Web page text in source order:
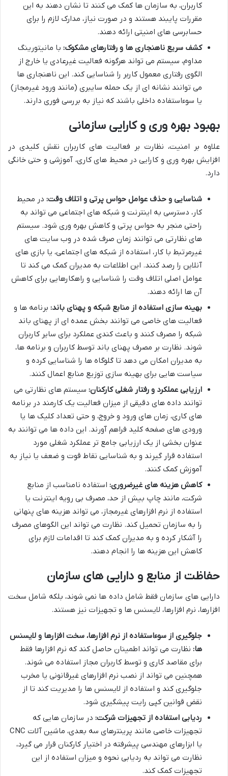
کاربران، به سازمان ها کمک می کنند تا نشان دهند به این
مقررات پایبند هستند و در صورت نیاز، مدارک لازم را برای
حسابرسی های امنیتی ارائه دهند.
کشف سریع ناهنجاری ها و رفتارهای مشکوک: با مانیتورینگ
مداوم، سیستم می تواند هرگونه فعالیت غیرعادی یا خارج از
الگوی رفتاری معمول کاربر را شناسایی کند. این ناهنجاری ها
می توانند نشانه ای از یک حمله سایبری (مانند ورود غیرمجاز)
یا سوءاستفاده داخلی باشند که نیاز به بررسی فوری دارند.
بهبود بهره وری و کارایی سازمانی
علاوه بر امنیت، نظارت بر فعالیت های کاربران نقش کلیدی در
افزایش بهره وری و کارایی در محیط های کاری، آموزشی و حتی خانگی
دارد.
شناسایی و حذف عوامل حواس پرتی و اتلاف وقت: در محیط
کار، دسترسی به اینترنت و شبکه های اجتماعی می تواند به
راحتی منجر به حواس پرتی و کاهش بهره وری شود. سیستم
های نظارتی می توانند زمان صرف شده در وب سایت های
غیرمرتبط با کار، استفاده از شبکه های اجتماعی، یا بازی های
آنلاین را رصد کنند. این اطلاعات به مدیران کمک می کند تا
عوامل اصلی اتلاف وقت را شناسایی و راهکارهایی برای کاهش
آن ها ارائه دهند.
بهینه سازی استفاده از منابع شبکه و پهنای باند: برنامه ها و
فعالیت های خاصی می توانند بخش عمده ای از پهنای باند
شبکه را مصرف کنند و باعث کندی عملکرد برای سایر کاربران
شوند. نظارت بر مصرف پهنای باند توسط کاربران و برنامه ها،
به مدیران امکان می دهد تا گلوگاه ها را شناسایی کرده و
سیاست هایی برای بهینه سازی توزیع منابع اعمال کنند.
ارزیابی عملکرد و رفتار شغلی کارکنان: سیستم های نظارتی می
توانند داده های دقیقی از میزان فعالیت یک کارمند در برنامه
های کاری، زمان های ورود و خروج، و حتی تعداد کلیک ها یا
ورودی های صفحه کلید فراهم آورند. این داده ها می توانند به
عنوان بخشی از یک ارزیابی جامع تر عملکرد شغلی مورد
استفاده قرار گیرند و به شناسایی نقاط قوت و ضعف یا نیاز به
آموزش کمک کنند.
کاهش هزینه های غیرضروری: استفاده نامناسب از منابع
شرکت، مانند چاپ بیش از حد، مصرف بی رویه اینترنت یا
استفاده از نرم افزارهای غیرمجاز، می تواند هزینه های پنهانی
را به سازمان تحمیل کند. نظارت می تواند این الگوهای مصرف
را آشکار کرده و به مدیران کمک کند تا اقدامات لازم برای
کاهش این هزینه ها را انجام دهند.
حفاظت از منابع و دارایی های سازمان
دارایی های سازمان فقط شامل داده ها نمی شوند، بلکه شامل سخت
افزارها، نرم افزارها، لایسنس ها و تجهیزات نیز هستند.
جلوگیری از سوءاستفاده از نرم افزارها، سخت افزارها و لایسنس
ها: نظارت می تواند اطمینان حاصل کند که نرم افزارها فقط
برای مقاصد کاری و توسط کاربران مجاز استفاده می شوند.
همچنین می تواند از نصب نرم افزارهای غیرقانونی یا مخرب
جلوگیری کند و استفاده از لایسنس ها را مدیریت کند تا از
نقض قوانین کپی رایت پیشگیری شود.
ردیابی استفاده از تجهیزات شرکت: در سازمان هایی که
تجهیزات خاصی مانند پرینترهای سه بعدی، ماشین آلات CNC
یا ابزارهای مهندسی پیشرفته در اختیار کارکنان قرار می گیرد،
نظارت می تواند به ردیابی نحوه و میزان استفاده از این
تجهیزات کمک کند.